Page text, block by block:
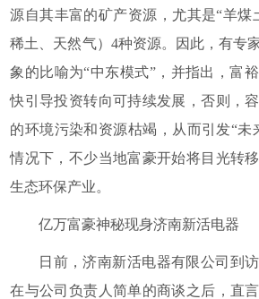
源自其丰富的矿产资源，尤其是“羊煤
稀土、天然气）4种资源。因此，有专
象的比喻为“中东模式”，并指出，富
快引导投资转向可持续发展，否则，
的环境污染和资源枯竭，从而引发“未
情况下，不少当地富豪开始将目光转
生态环保产业。
亿万富豪神秘现身济南新活电
日前，济南新活电器有限公司到
在与公司负责人简单的商谈之后，直